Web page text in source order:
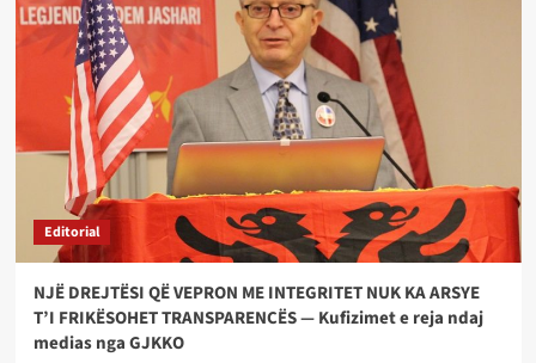
Editorial
NJË DREJTËSI QË VEPRON ME INTEGRITET NUK KA ARSYE
T’I FRIKËSOHET TRANSPARENCËS — Kufizimet e reja ndaj
medias nga GJKKO